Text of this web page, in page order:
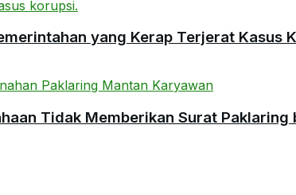
yang Kerap Terjerat Kasus
Tidak Memberikan Surat